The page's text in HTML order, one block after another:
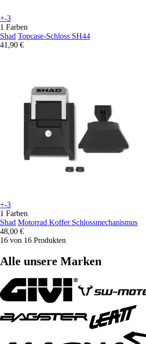
+-3
1 Farben
Shad Topcase-Schloss SH44
41,90 €
+-3
1 Farben
Shad Motorrad Koffer Schlossmechanismus
48,00 €
16 von 16 Produkten
Alle unsere Marken